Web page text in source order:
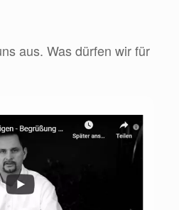
aus. Was dürfen wir für